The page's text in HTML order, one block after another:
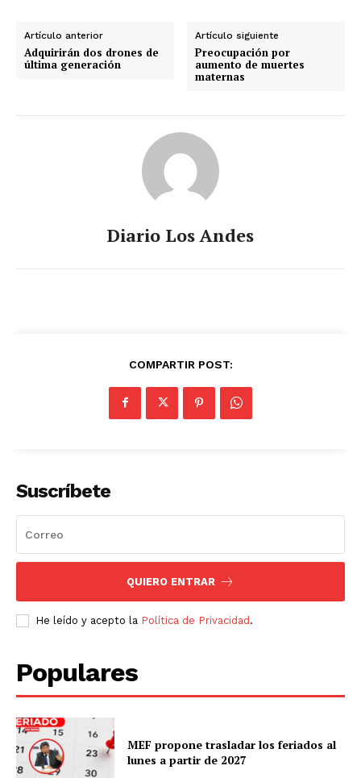
Artículo anterior
Adquirirán dos drones de
última generación
Artículo siguiente
Preocupación por
aumento de muertes
maternas
Diario Los Andes
COMPARTIR POST:
Suscríbete
QUIERO ENTRAR
He leído y acepto la Política de Privacidad.
Populares
MEF propone trasladar los feriados al
lunes a partir de 2027